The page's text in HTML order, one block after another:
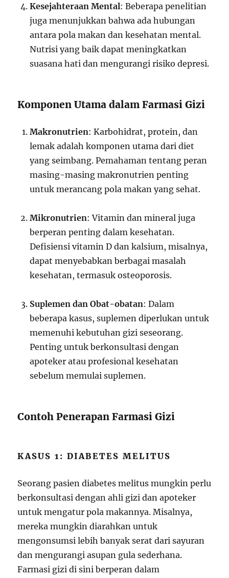
Kesejahteraan Mental: Beberapa penelitian
juga menunjukkan bahwa ada hubungan
antara pola makan dan kesehatan mental.
Nutrisi yang baik dapat meningkatkan
suasana hati dan mengurangi risiko depresi.
Komponen Utama dalam Farmasi Gizi
Makronutrien: Karbohidrat, protein, dan
lemak adalah komponen utama dari diet
yang seimbang. Pemahaman tentang peran
masing-masing makronutrien penting
untuk merancang pola makan yang sehat.
Mikronutrien: Vitamin dan mineral juga
berperan penting dalam kesehatan.
Defisiensi vitamin D dan kalsium, misalnya,
dapat menyebabkan berbagai masalah
kesehatan, termasuk osteoporosis.
Suplemen dan Obat-obatan: Dalam
beberapa kasus, suplemen diperlukan untuk
memenuhi kebutuhan gizi seseorang.
Penting untuk berkonsultasi dengan
apoteker atau profesional kesehatan
sebelum memulai suplemen.
Contoh Penerapan Farmasi Gizi
KASUS 1: DIABETES MELITUS
Seorang pasien diabetes melitus mungkin perlu
berkonsultasi dengan ahli gizi dan apoteker
untuk mengatur pola makannya. Misalnya,
mereka mungkin diarahkan untuk
mengonsumsi lebih banyak serat dari sayuran
dan mengurangi asupan gula sederhana.
Farmasi gizi di sini berperan dalam